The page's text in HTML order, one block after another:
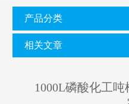
产品分类
相关文章
1000L磷酸化工